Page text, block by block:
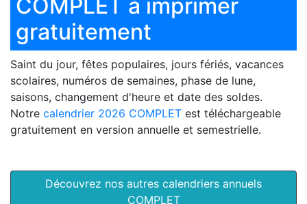
COMPLET à imprimer
gratuitement
Saint du jour, fêtes populaires, jours fériés, vacances
scolaires, numéros de semaines, phase de lune,
saisons, changement d'heure et date des soldes.
Notre calendrier 2026 COMPLET est téléchargeable
gratuitement en version annuelle et semestrielle.
Découvrez nos autres calendriers annuels
COMPLET